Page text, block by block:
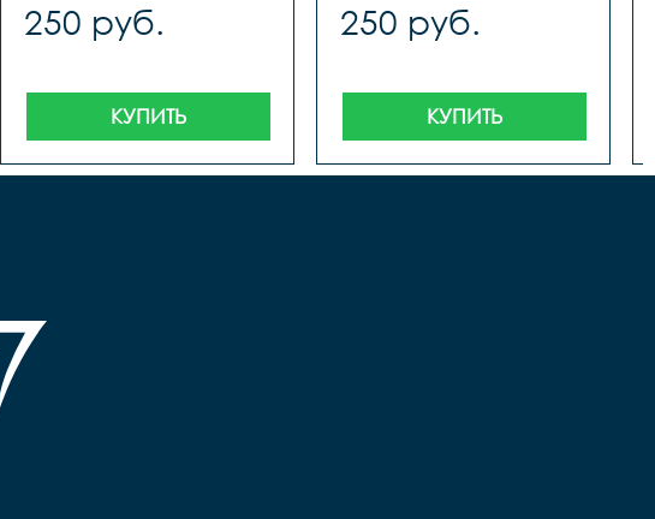
250 руб.
КУПИТЬ
250 руб.
КУПИТЬ